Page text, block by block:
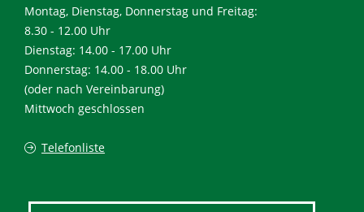
Montag, Dienstag, Donnerstag und Freitag:
8.30 - 12.00 Uhr
Dienstag: 14.00 - 17.00 Uhr
Donnerstag: 14.00 - 18.00 Uhr
(oder nach Vereinbarung)
Mittwoch geschlossen
Telefonliste